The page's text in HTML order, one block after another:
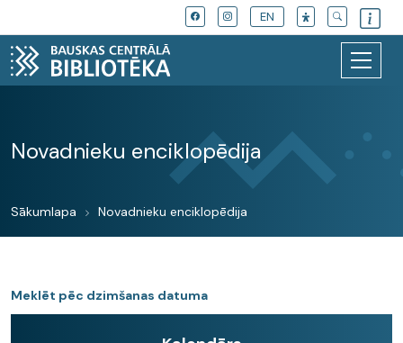
EN
Novadnieku enciklopēdija
Sākumlapa Novadnieku enciklopēdija
Meklēt pēc dzimšanas datuma